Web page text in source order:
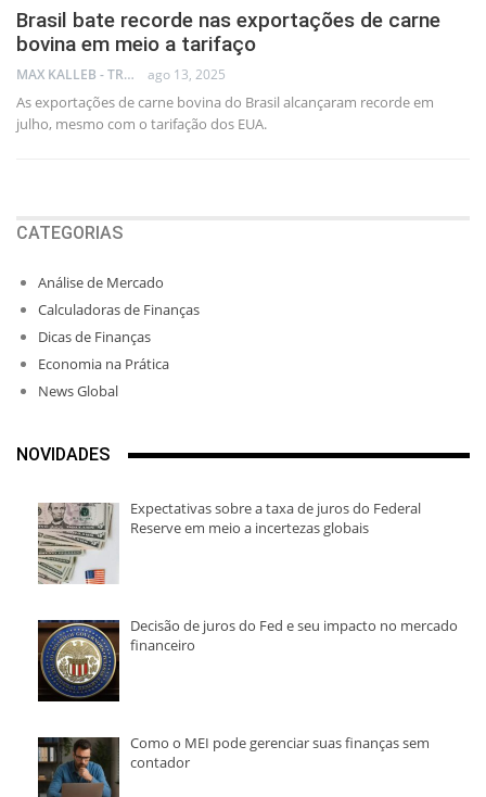
Brasil bate recorde nas exportações de carne
bovina em meio a tarifaço
MAX KALLEB - TRADER ago 13, 2025
As exportações de carne bovina do Brasil alcançaram recorde em
julho, mesmo com o tarifação dos EUA.
CATEGORIAS
Análise de Mercado
Calculadoras de Finanças
Dicas de Finanças
Economia na Prática
News Global
NOVIDADES
Expectativas sobre a taxa de juros do Federal
Reserve em meio a incertezas globais
Decisão de juros do Fed e seu impacto no mercado
financeiro
Como o MEI pode gerenciar suas finanças sem
contador